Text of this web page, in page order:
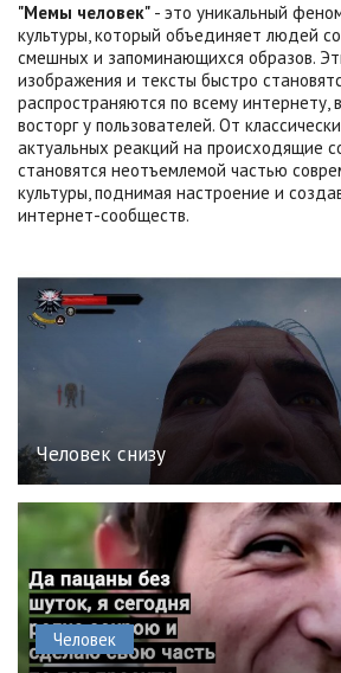
"Мемы человек" - это уникальный
культуры, который объединяет людей
смешных и запоминающихся образов.
изображения и тексты быстро
распространяются по всему интернету,
восторг у пользователей. От
актуальных реакций на происходящие
становятся неотъемлемой частью
культуры, поднимая настроение и
интернет-сообществ.
Человек снизу
Человек